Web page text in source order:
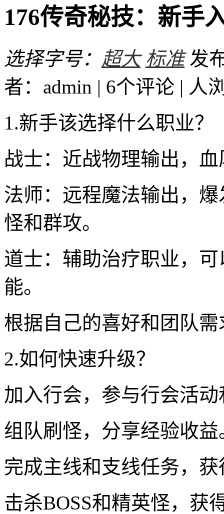
176传奇秘技：新手
选择字号： 超大 标准 发
者：admin | 6个评论 | 人
1.新手该选择什么职业？
战士：近战物理输出，
法师：远程魔法输出，
怪和群攻。
道士：辅助治疗职业，
能。
根据自己的喜好和团队
2.如何快速升级？
加入行会，参与行会活
组队刷怪，分享经验收益
完成主线和支线任务，
击杀BOSS和精英怪，获